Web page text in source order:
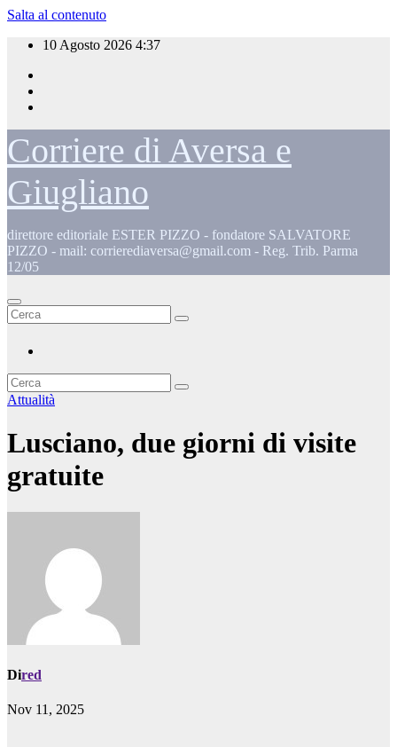
Salta al contenuto
10 Agosto 2026 4:37
Corriere di Aversa e
Giugliano
direttore editoriale ESTER PIZZO - fondatore SALVATORE
PIZZO - mail: corrierediaversa@gmail.com - Reg. Trib. Parma
12/05
Attualità
Lusciano, due giorni di visite
gratuite
Dired
Nov 11, 2025